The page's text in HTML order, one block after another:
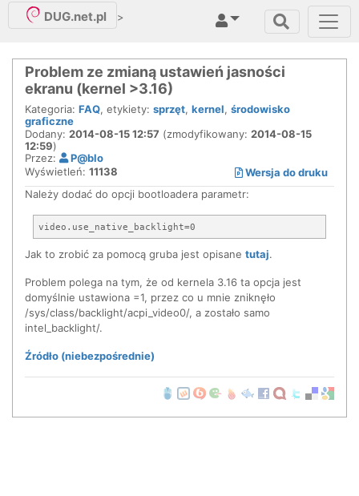
DUG.net.pl >
Problem ze zmianą ustawień jasności
ekranu (kernel >3.16)
Kategoria: FAQ, etykiety: sprzęt, kernel, środowisko
graficzne
Dodany: 2014-08-15 12:57 (zmodyfikowany: 2014-08-15
12:59)
Przez:
P@blo
Wersja do druku
Wyświetleń: 11138
Należy dodać do opcji bootloadera parametr:
Jak to zrobić za pomocą gruba jest opisane tutaj.
Problem polega na tym, że od kernela 3.16 ta opcja jest
domyślnie ustawiona =1, przez co u mnie zniknęło
/sys/class/backlight/acpi_video0/, a zostało samo
intel_backlight/.
Źródło (niebezpośrednie)